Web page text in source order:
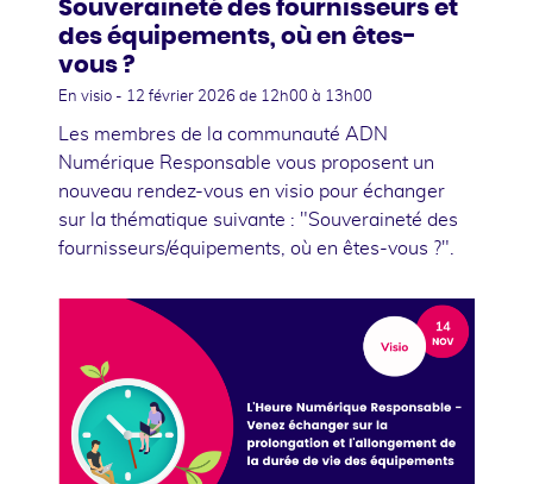
Souveraineté des fournisseurs et
des équipements, où en êtes-
vous ?
En visio - 12 février 2026 de 12h00 à 13h00
Les membres de la communauté ADN
Numérique Responsable vous proposent un
nouveau rendez-vous en visio pour échanger
sur la thématique suivante : "Souveraineté des
fournisseurs/équipements, où en êtes-vous ?".